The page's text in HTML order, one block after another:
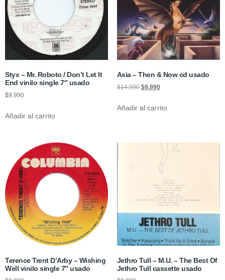
Styx – Mr. Roboto / Don’t Let It
End vinilo single 7″ usado
$9.990
Añadir al carrito
Asia – Then & Now cd usado
$14.990 $9.990
Añadir al carrito
Terence Trent D’Arby – Wishing
Well vinilo single 7″ usado
Jethro Tull – M.U. – The Best Of
Jethro Tull cassette usado